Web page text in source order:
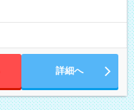
詳細へ